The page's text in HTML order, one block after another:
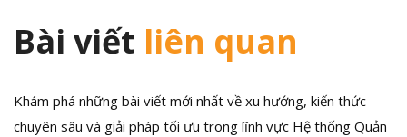
Bài viết liên quan
Khám phá những bài viết mới nhất về xu hướng, kiến thức
chuyên sâu và giải pháp tối ưu trong lĩnh vực Hệ thống Quản